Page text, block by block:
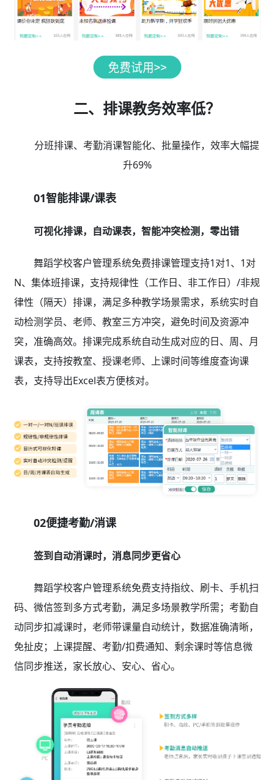
二、排课教务效率低？
分班排课、考勤消课智能化、批量操作，效率大幅提
升69%
01智能排课/课表
可视化排课，自动课表，智能冲突检测，零出错
舞蹈学校客户管理系统免费排课管理支持1对1、1对
N、集体班排课，支持规律性（工作日、非工作日）/非规
律性（隔天）排课，满足多种教学场景需求，系统实时自
动检测学员、老师、教室三方冲突，避免时间及资源冲
突，准确高效。排课完成系统自动生成对应的日、周、月
课表，支持按教室、授课老师、上课时间等维度查询课
表，支持导出Excel表方便核对。
02便捷考勤/消课
签到自动消课时，消息同步更省心
舞蹈学校客户管理系统免费支持指纹、刷卡、手机扫
码、微信签到多方式考勤，满足多场景教学所需；考勤自
动同步扣减课时，老师带课量自动统计，数据准确清晰，
免扯皮；上课提醒、考勤/扣费通知、剩余课时等信息微
信同步推送，家长放心、安心、省心。